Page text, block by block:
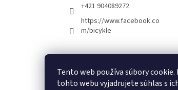
Tento web používa súbory
tohto webu vyjadrujete súhlas s
+421 904089272
https://www.facebook.co
m/bicykle